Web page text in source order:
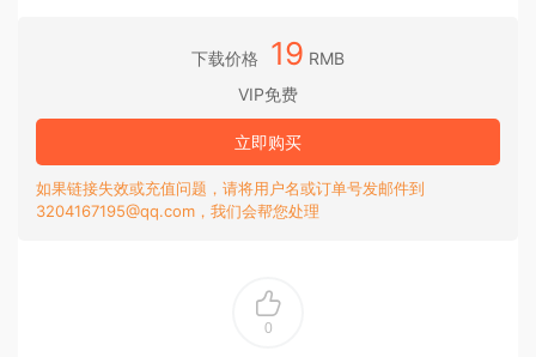
下载价格 19 RMB
VIP免费
立即购买
如果链接失效或充值问题，请将用户名或订单号发邮件到
3204167195@qq.com，我们会帮您处理
0